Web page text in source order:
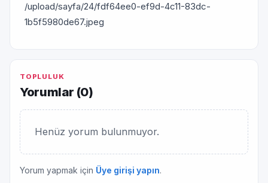
/upload/sayfa/24/fdf64ee0-ef9d-4c11-83dc-
1b5f5980de67.jpeg
TOPLULUK
Yorumlar (0)
Henüz yorum bulunmuyor.
Yorum yapmak için Üye girişi yapın.